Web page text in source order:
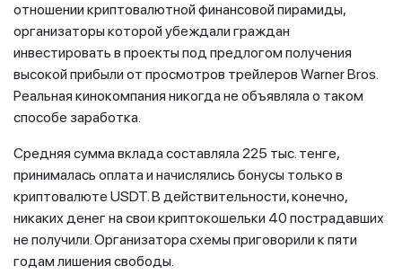
отношении криптовалютной финансовой пирамиды,
организаторы которой убеждали граждан
инвестировать в проекты под предлогом получения
высокой прибыли от просмотров трейлеров Warner Bros.
Реальная кинокомпания никогда не объявляла о таком
способе заработка.
Средняя сумма вклада составляла 225 тыс. тенге,
принималась оплата и начислялись бонусы только в
криптовалюте USDT. В действительности, конечно,
никаких денег на свои криптокошельки 40 пострадавших
не получили. Организатора схемы приговорили к пяти
годам лишения свободы.